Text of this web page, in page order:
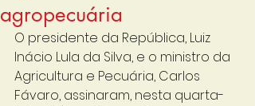
agropecuária
O presidente da República, Luiz
Inácio Lula da Silva, e o ministro da
Agricultura e Pecuária, Carlos
Fávaro, assinaram, nesta quarta-